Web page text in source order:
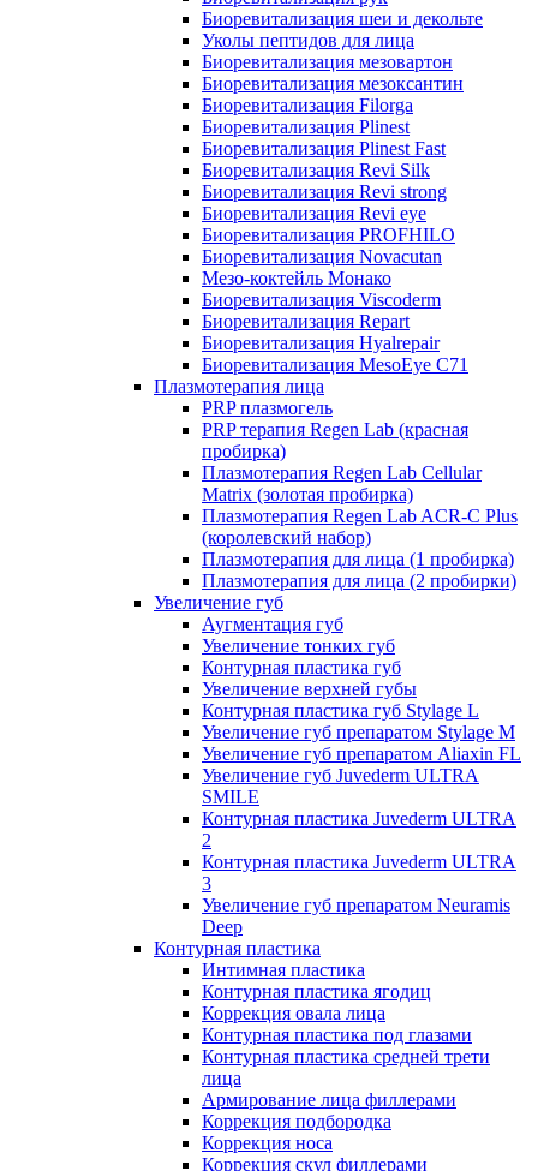
Биоревитализация шеи и декольте
Уколы пептидов для лица
Биоревитализация мезовартон
Биоревитализация мезоксантин
Биоревитализация Filorga
Биоревитализация Plinest
Биоревитализация Plinest Fast
Биоревитализация Revi Silk
Биоревитализация Revi strong
Биоревитализация Revi eye
Биоревитализация PROFHILO
Биоревитализация Novacutan
Мезо-коктейль Монако
Биоревитализация Viscoderm
Биоревитализация Repart
Биоревитализация Hyalrepair
Биоревитализация MesoEye C71
Плазмотерапия лица
PRP плазмогель
PRP терапия Regen Lab (красная
пробирка)
Плазмотерапия Regen Lab Cellular
Matrix (золотая пробирка)
Плазмотерапия Regen Lab ACR-C Plus
(королевский набор)
Плазмотерапия для лица (1 пробирка)
Плазмотерапия для лица (2 пробирки)
Увеличение губ
Аугментация губ
Увеличение тонких губ
Контурная пластика губ
Увеличение верхней губы
Контурная пластика губ Stylage L
Увеличение губ препаратом Stylage M
Увеличение губ препаратом Aliaxin FL
Увеличение губ Juvederm ULTRA
SMILE
Контурная пластика Juvederm ULTRA
2
Контурная пластика Juvederm ULTRA
3
Увеличение губ препаратом Neuramis
Deep
Контурная пластика
Интимная пластика
Контурная пластика ягодиц
Коррекция овала лица
Контурная пластика под глазами
Контурная пластика средней трети
лица
Армирование лица филлерами
Коррекция подбородка
Коррекция носа
Коррекция скул филлерами